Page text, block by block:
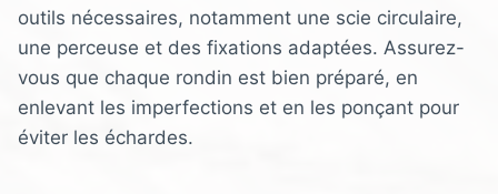
outils nécessaires, notamment une scie circulaire,
une perceuse et des fixations adaptées. Assurez-
vous que chaque rondin est bien préparé, en
enlevant les imperfections et en les ponçant pour
éviter les échardes.